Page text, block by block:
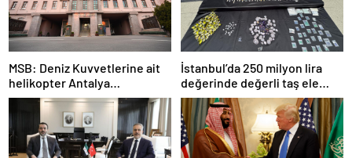
MSB: Deniz Kuvvetlerine ait
helikopter Antalya
açıklarında acil iniş yaptı
İstanbul’da 250 milyon lira
değerinde değerli taş ele
geçirildi